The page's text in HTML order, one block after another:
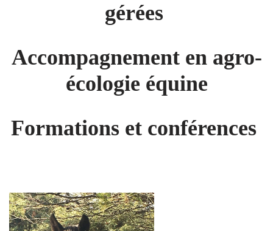
gérées
Accompagnement en agro-
écologie équine
Formations et conférences